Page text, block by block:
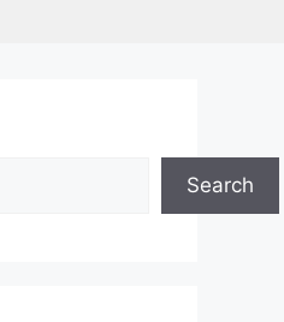
Search